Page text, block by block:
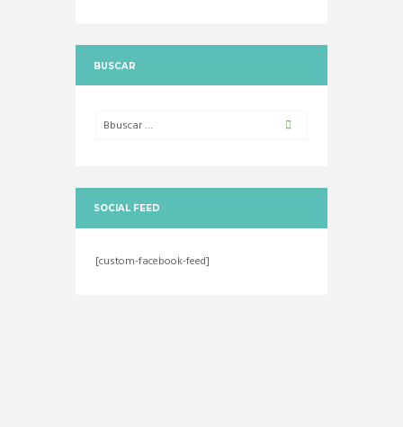
BUSCAR
SOCIAL FEED
[custom-facebook-feed]